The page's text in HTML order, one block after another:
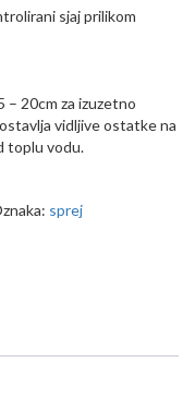
sjaj prilikom
20cm za izuzetno
vidljive ostatke na
toplu vodu.
sprej